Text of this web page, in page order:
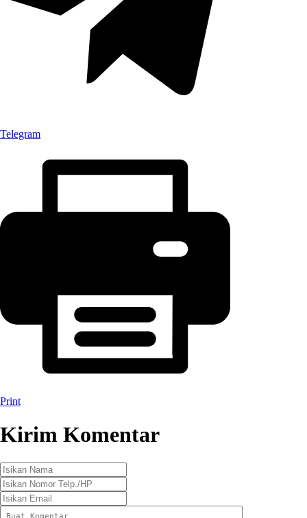
Telegram
Print
Kirim Komentar